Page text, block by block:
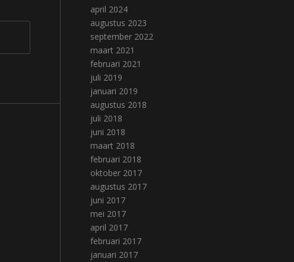
april 2024
augustus 2023
september 2022
maart 2021
februari 2021
juli 2019
januari 2019
augustus 2018
juli 2018
juni 2018
maart 2018
februari 2018
oktober 2017
augustus 2017
juni 2017
mei 2017
april 2017
februari 2017
januari 2017